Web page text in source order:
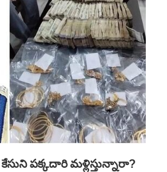
పక్కదారి మళ్లిస్తున్నారా?